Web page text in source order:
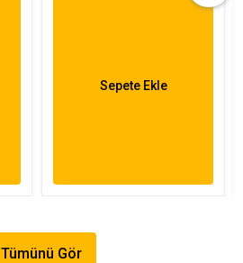
Sepete Ekle
Tümünü Gör